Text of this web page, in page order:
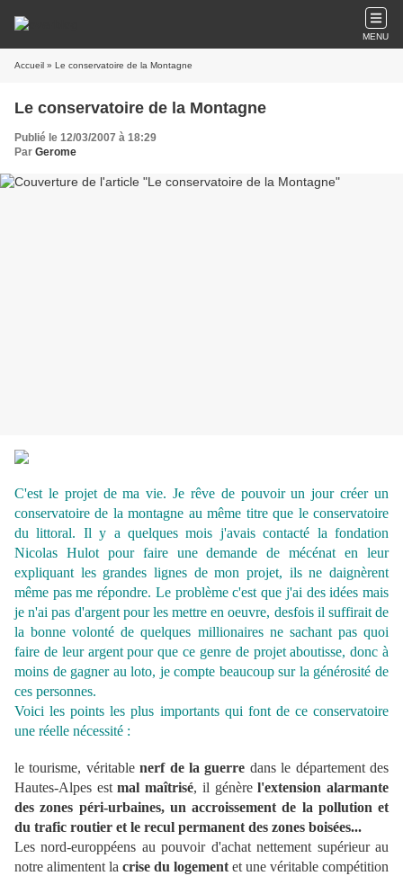
MENU
Accueil » Le conservatoire de la Montagne
Le conservatoire de la Montagne
Publié le 12/03/2007 à 18:29
Par Gerome
C'est le projet de ma vie. Je rêve de pouvoir un jour créer un
conservatoire de la montagne au même titre que le conservatoire
du littoral. Il y a quelques mois j'avais contacté la fondation
Nicolas Hulot pour faire une demande de mécénat en leur
expliquant les grandes lignes de mon projet, ils ne daignèrent
même pas me répondre. Le problème c'est que j'ai des idées mais
je n'ai pas d'argent pour les mettre en oeuvre, desfois il suffirait de
la bonne volonté de quelques millionaires ne sachant pas quoi
faire de leur argent pour que ce genre de projet aboutisse, donc à
moins de gagner au loto, je compte beaucoup sur la générosité de
ces personnes.
Voici les points les plus importants qui font de ce conservatoire
une réelle nécessité :
le tourisme, véritablenerf de la guerre dans le département des
Hautes-Alpes estmal maîtrisé, il génèrel'extension alarmante
des zones péri-urbaines, un accroissement de la pollution et
du trafic routier et le recul permanent des zones boisées...
Les nord-europpéens au pouvoir d'achat nettement supérieur au
notre alimentent la crise du logement et une véritable compétition